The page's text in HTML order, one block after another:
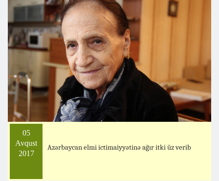
05
Avqust
2017
Azərbaycan elmi ictimaiyyətinə ağır itki üz verib